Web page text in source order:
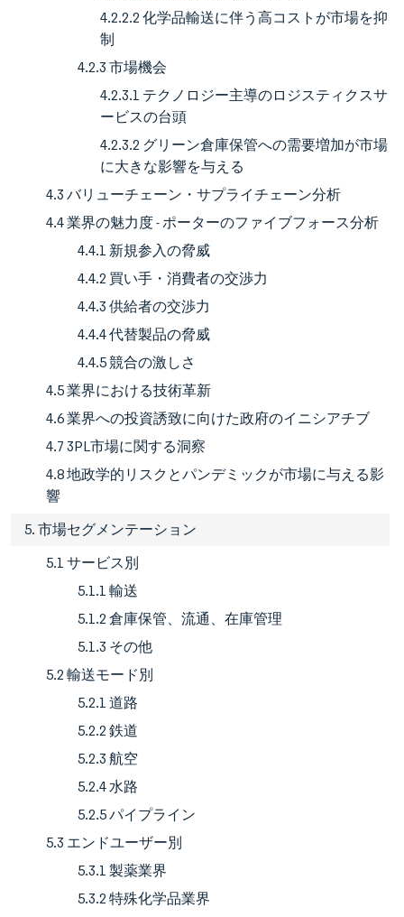
4.2.2.2 化学品輸送に伴う高コストが市場を抑
制
4.2.3 市場機会
4.2.3.1 テクノロジー主導のロジスティクスサ
ービスの台頭
4.2.3.2 グリーン倉庫保管への需要増加が市場
に大きな影響を与える
4.3 バリューチェーン・サプライチェーン分析
4.4 業界の魅力度 - ポーターのファイブフォース分析
4.4.1 新規参入の脅威
4.4.2 買い手・消費者の交渉力
4.4.3 供給者の交渉力
4.4.4 代替製品の脅威
4.4.5 競合の激しさ
4.5 業界における技術革新
4.6 業界への投資誘致に向けた政府のイニシアチブ
4.7 3PL市場に関する洞察
4.8 地政学的リスクとパンデミックが市場に与える影
響
5. 市場セグメンテーション
5.1 サービス別
5.1.1 輸送
5.1.2 倉庫保管、流通、在庫管理
5.1.3 その他
5.2 輸送モード別
5.2.1 道路
5.2.2 鉄道
5.2.3 航空
5.2.4 水路
5.2.5 パイプライン
5.3 エンドユーザー別
5.3.1 製薬業界
5.3.2 特殊化学品業界